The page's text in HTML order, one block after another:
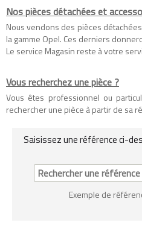
Nos pièces détachées et
Nous vendons des pièces détachées
la gamme Opel. Ces derniers
Le service Magasin reste à votre
Vous recherchez une pièce ?
Vous êtes professionnel ou
rechercher une pièce à partir de sa
Saisissez une référence ci-
Exemple de